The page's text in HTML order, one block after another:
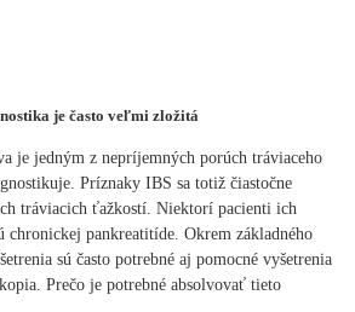
je často veľmi zložitá
je jedným z nepríjemných porúch tráviaceho
Príznaky IBS sa totiž čiastočne
tráviacich ťažkostí. Niektorí pacienti ich
pankreatitíde. Okrem základného
sú často potrebné aj pomocné vyšetrenia
Prečo je potrebné absolvovať tieto